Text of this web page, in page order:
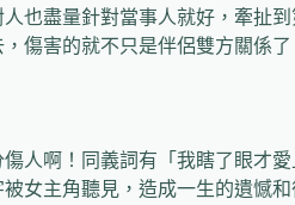
也盡量針對當事人就好，牽扯
傷害的就不只是伴侶雙方關係了
人啊！同義詞有「我瞎了眼才
女主角聽見，造成一生的遺憾